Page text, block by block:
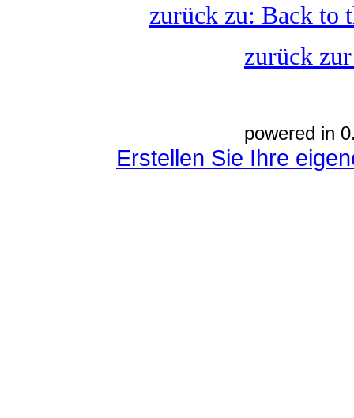
zurück zu: Back to
zurück
powered in
Erstellen Sie Ihre